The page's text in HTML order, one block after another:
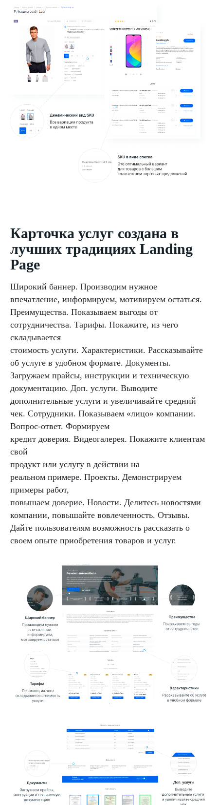
Карточка услуг создана в
лучших традициях Landing
Page
Широкий баннер. Производим нужное
впечатление, информируем, мотивируем остаться.
Преимущества. Показываем выгоды от
сотрудничества. Тарифы. Покажите, из чего
складывается
стоимость услуги. Характеристики. Рассказывайте
об услуге в удобном формате. Документы.
Загружаем прайсы, инструкции и техническую
документацию. Доп. услуги. Выводите
дополнительные услуги и увеличивайте средний
чек. Сотрудники. Показываем «лицо» компании.
Вопрос-ответ. Формируем
кредит доверия. Видеогалерея. Покажите клиентам
свой
продукт или услугу в действии на
реальном примере. Проекты. Демонстрируем
примеры работ,
повышаем доверие. Новости. Делитесь новостями
компании, повышайте вовлеченность. Отзывы.
Дайте пользователям возможность рассказать о
своем опыте приобретения товаров и услуг.